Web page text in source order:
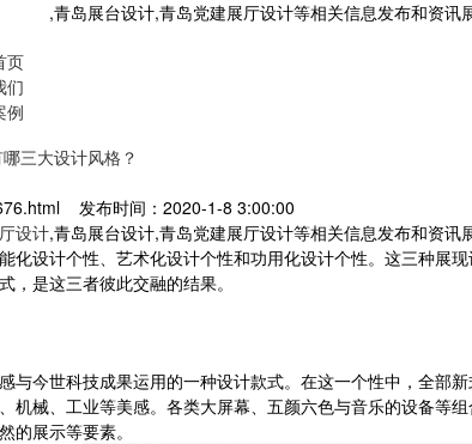
,青岛展台设计,青岛党建展厅设计等相关信息发布和资讯
页
们
例
三大设计风格？
发布时间：2020-1-8 3:00:00
设计,青岛展台设计,青岛党建展厅设计等相关信息发布和资讯
化设计个性、艺术化设计个性和功用化设计个性。这三种展
，是这三者彼此交融的结果。
与今世科技成果运用的一种设计款式。在这一个性中，全
机械、工业等美感。各类大屏幕、五颜六色与音乐的设备
的展示等要素。